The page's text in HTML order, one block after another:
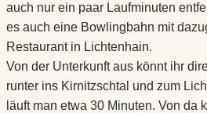
auch nur ein paar Laufminuten
es auch eine Bowlingbahn mit
Restaurant in Lichtenhain.
Von der Unterkunft aus könnt ihr
runter ins Kirnitzschtal und zum
läuft man etwa 30 Minuten. Von da